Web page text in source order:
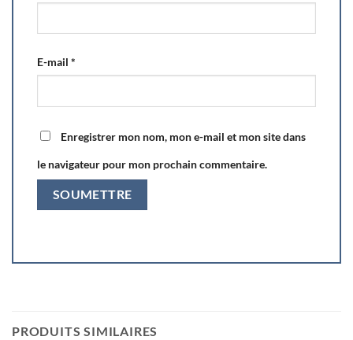
E-mail *
Enregistrer mon nom, mon e-mail et mon site dans
le navigateur pour mon prochain commentaire.
PRODUITS SIMILAIRES